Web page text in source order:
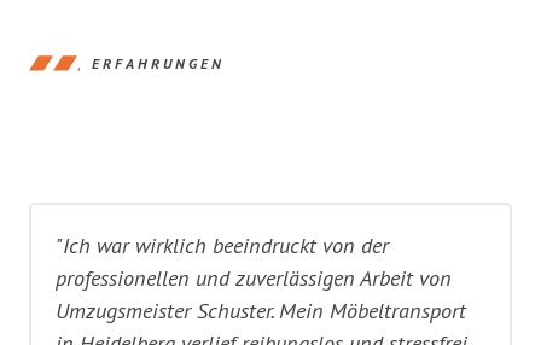
ERFAHRUNGEN
"Ich war wirklich beeindruckt von der
professionellen und zuverlässigen Arbeit von
Umzugsmeister Schuster. Mein Möbeltransport